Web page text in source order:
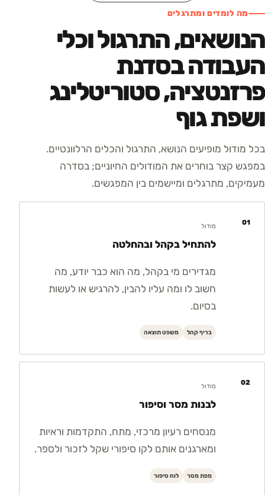
מה לומדים ומתרגלים
הנושאים, התרגול וכלי
העבודה בסדנת
פרזנטציה, סטוריטלינג
ושפת גוף
בכל מודול מופיעים הנושא, התרגול והכלים הרלוונטיים.
במפגש קצר בוחרים את המודולים החיוניים; בסדרה
מעמיקים, מתרגלים ומיישמים בין המפגשים.
01 מודול
להתחיל בקהל ובהחלטה
מגדירים מי בקהל, מה הוא כבר יודע, מה
חשוב לו ומה עליו להבין, להרגיש או לעשות
בסיום.
בריף קהל משפט תוצאה
02 מודול
לבנות מסר וסיפור
מנסחים רעיון מרכזי, מתח, התקדמות וראיות
ומארגנים אותם לקו סיפורי שקל לזכור ולספר.
מפת מסר לוח סיפור